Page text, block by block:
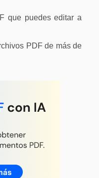
que puedes editar a
PDF de más de